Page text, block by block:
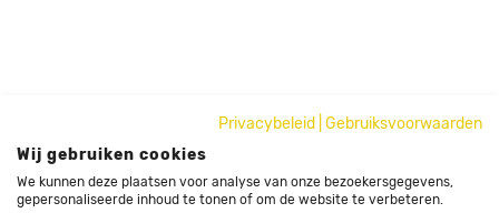
Privacybeleid
Gebruiksvoorwaarden
Wij gebruiken cookies
We kunnen deze plaatsen voor analyse van onze bezoekersgegevens,
gepersonaliseerde inhoud te tonen of om de website te verbeteren.